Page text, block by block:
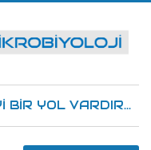
BİR YOL VARDIR...